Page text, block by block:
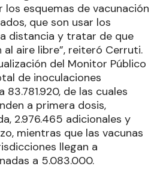
esquemas de vacunación
que son usar los
distancia y tratar de que
aire libre”, reiteró Cerruti.
del Monitor Público
de inoculaciones
de las cuales
a primera dosis,
2.976.465 adicionales y
mientras que las vacunas
llegan a
a 5.083.000.